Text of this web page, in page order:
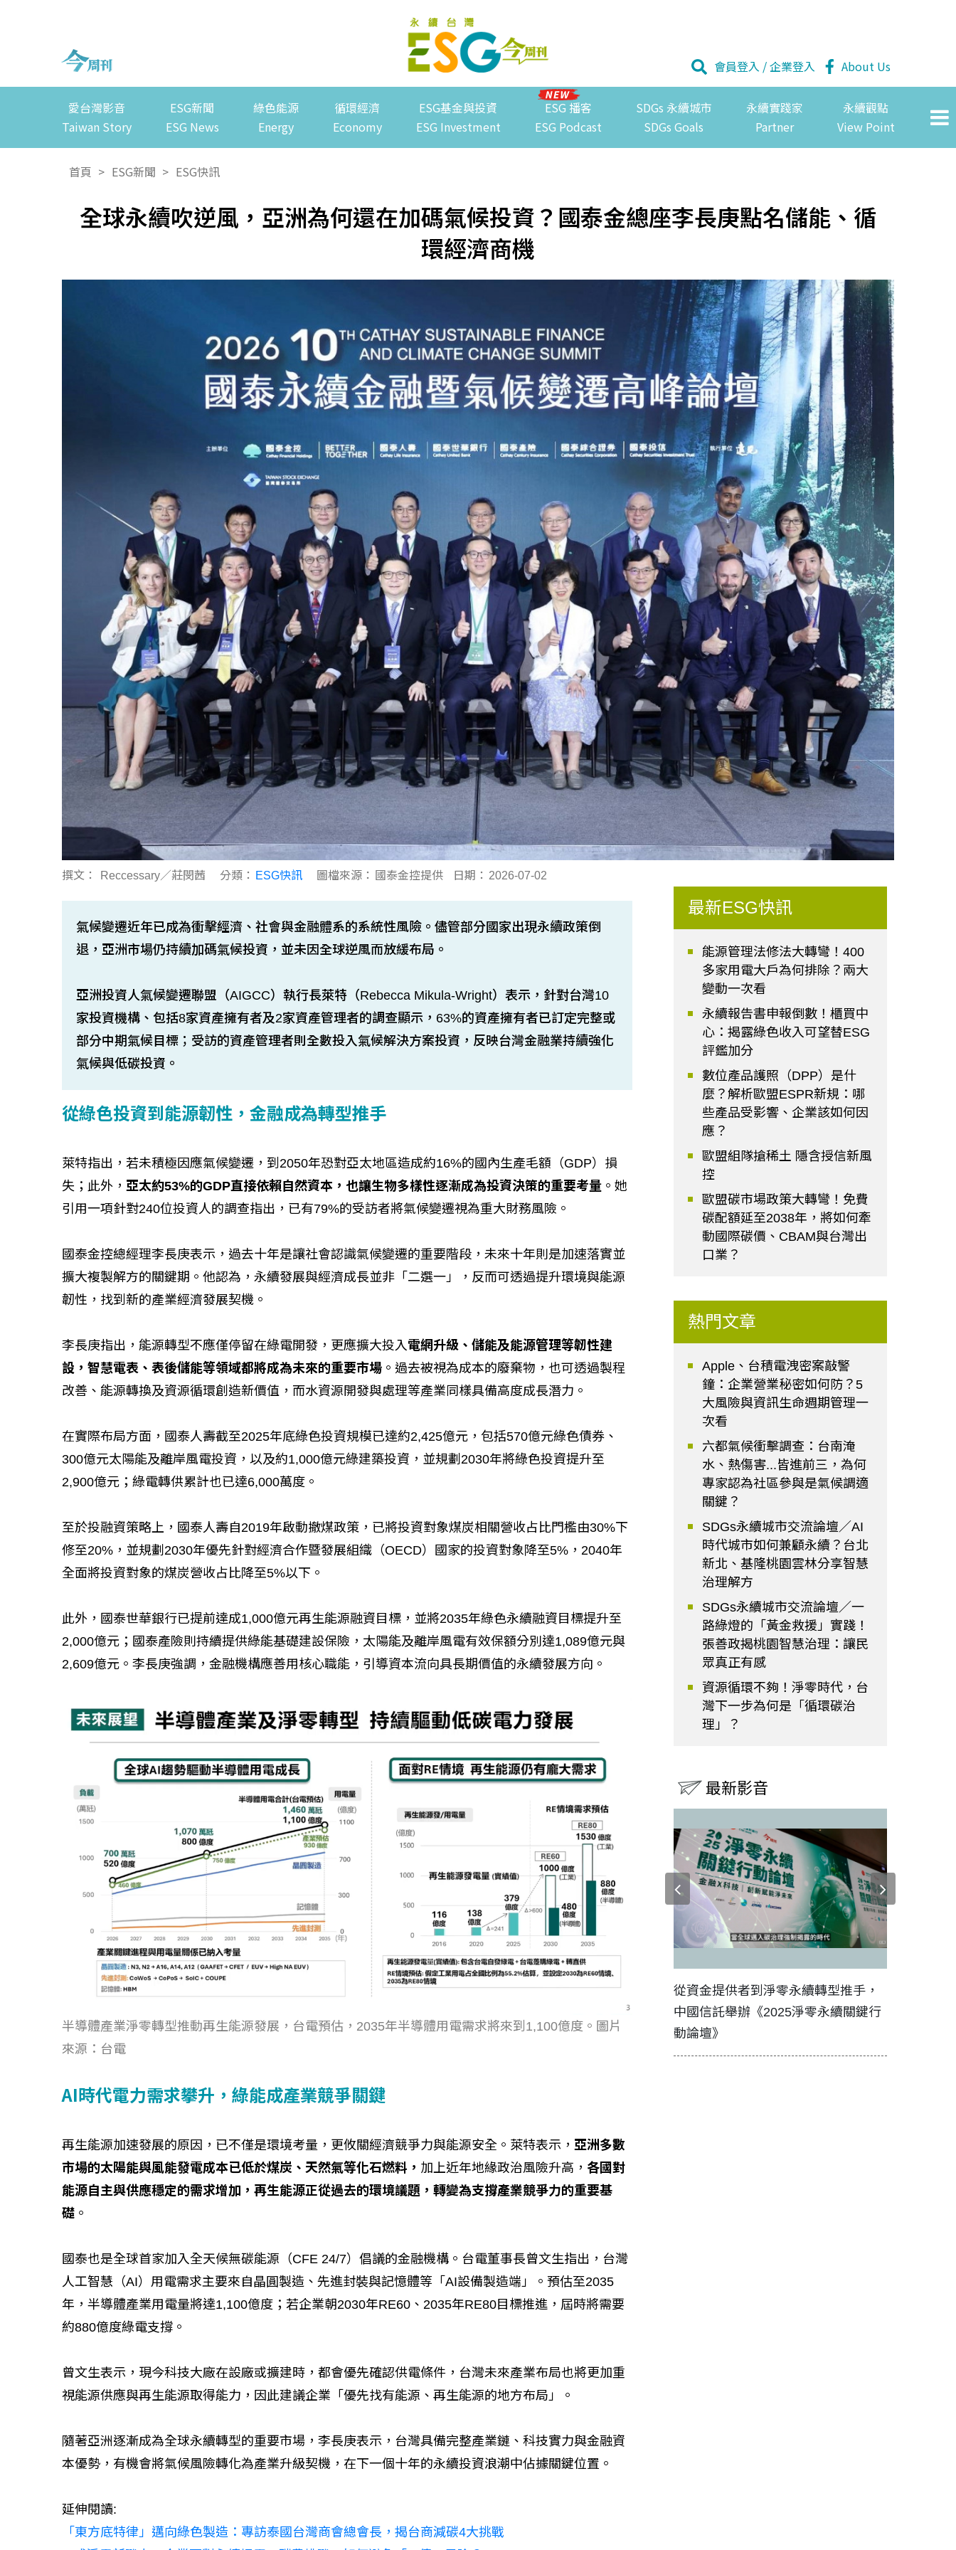
會員登入 /企業登入 About Us
愛台灣影音
Taiwan Story
ESG新聞
ESG News
綠色能源
Energy
循環經濟
Economy
ESG基金與投資
ESG Investment
ESG 播客
ESG Podcast
SDGs 永續城市
SDGs Goals
永續實踐家
Partner
永續觀點
View Point
首頁 > ESG新聞 > ESG快訊
全球永續吹逆風，亞洲為何還在加碼氣候投資？國泰金總座李長庚點名儲能、循
環經濟商機
撰文： Reccessary／莊閔茜 分類： ESG快訊 圖檔來源： 國泰金控提供 日期： 2026-07-02
氣候變遷近年已成為衝擊經濟、社會與金融體系的系統性風險。儘管部分國家出現永續政策倒
退，亞洲市場仍持續加碼氣候投資，並未因全球逆風而放緩布局。
亞洲投資人氣候變遷聯盟（AIGCC）執行長萊特（Rebecca Mikula-Wright）表示，針對台灣10
家投資機構、包括8家資產擁有者及2家資產管理者的調查顯示，63%的資產擁有者已訂定完整或
部分中期氣候目標；受訪的資產管理者則全數投入氣候解決方案投資，反映台灣金融業持續強化
氣候與低碳投資。
從綠色投資到能源韌性，金融成為轉型推手
萊特指出，若未積極因應氣候變遷，到2050年恐對亞太地區造成約16%的國內生產毛額（GDP）損
失；此外， 亞太約53%的GDP直接依賴自然資本，也讓生物多樣性逐漸成為投資決策的重要考量 。她
引用一項針對240位投資人的調查指出，已有79%的受訪者將氣候變遷視為重大財務風險。
國泰金控總經理李長庚表示，過去十年是讓社會認識氣候變遷的重要階段，未來十年則是加速落實並
擴大複製解方的關鍵期。他認為，永續發展與經濟成長並非「二選一」，反而可透過提升環境與能源
韌性，找到新的產業經濟發展契機。
李長庚指出，能源轉型不應僅停留在綠電開發，更應擴大投入 電網升級、儲能及能源管理等韌性建
設，智慧電表、表後儲能等領域都將成為未來的重要市場 。過去被視為成本的廢棄物，也可透過製程
改善、能源轉換及資源循環創造新價值，而水資源開發與處理等產業同樣具備高度成長潛力。
在實際布局方面，國泰人壽截至2025年底綠色投資規模已達約2,425億元，包括570億元綠色債券、
300億元太陽能及離岸風電投資，以及約1,000億元綠建築投資，並規劃2030年將綠色投資提升至
2,900億元；綠電轉供累計也已達6,000萬度。
至於投融資策略上，國泰人壽自2019年啟動撤煤政策，已將投資對象煤炭相關營收占比門檻由30%下
修至20%，並規劃2030年優先針對經濟合作暨發展組織（OECD）國家的投資對象降至5%，2040年
全面將投資對象的煤炭營收占比降至5%以下。
此外，國泰世華銀行已提前達成1,000億元再生能源融資目標，並將2035年綠色永續融資目標提升至
2,000億元；國泰產險則持續提供綠能基礎建設保險，太陽能及離岸風電有效保額分別達1,089億元與
2,609億元。李長庚強調，金融機構應善用核心職能，引導資本流向具長期價值的永續發展方向。
半導體產業淨零轉型推動再生能源發展，台電預估，2035年半導體用電需求將來到1,100億度。圖片
來源：台電
AI時代電力需求攀升，綠能成產業競爭關鍵
再生能源加速發展的原因，已不僅是環境考量，更攸關經濟競爭力與能源安全。萊特表示， 亞洲多數
市場的太陽能與風能發電成本已低於煤炭、天然氣等化石燃料， 加上近年地緣政治風險升高， 各國對
能源自主與供應穩定的需求增加，再生能源正從過去的環境議題，轉變為支撐產業競爭力的重要基
礎 。
國泰也是全球首家加入全天候無碳能源（CFE 24/7）倡議的金融機構。台電董事長曾文生指出，台灣
人工智慧（AI）用電需求主要來自晶圓製造、先進封裝與記憶體等「AI設備製造端」。預估至2035
年，半導體產業用電量將達1,100億度；若企業朝2030年RE60、2035年RE80目標推進，屆時將需要
約880億度綠電支撐。
曾文生表示，現今科技大廠在設廠或擴建時，都會優先確認供電條件，台灣未來產業布局也將更加重
視能源供應與再生能源取得能力，因此建議企業「優先找有能源、再生能源的地方布局」。
隨著亞洲逐漸成為全球永續轉型的重要市場，李長庚表示，台灣具備完整產業鏈、科技實力與金融資
本優勢，有機會將氣候風險轉化為產業升級契機，在下一個十年的永續投資浪潮中佔據關鍵位置。
延伸閱讀:
「東方底特律」邁向綠色製造：專訪泰國台灣商會總會長，揭台商減碳4大挑戰
最新ESG快訊
能源管理法修法大轉彎！400
多家用電大戶為何排除？兩大
變動一次看
永續報告書申報倒數！櫃買中
心：揭露綠色收入可望替ESG
評鑑加分
數位產品護照（DPP）是什
麼？解析歐盟ESPR新規：哪
些產品受影響、企業該如何因
應？
歐盟組隊搶稀土 隱含授信新風
控
歐盟碳市場政策大轉彎！免費
碳配額延至2038年，將如何牽
動國際碳價、CBAM與台灣出
口業？
熱門文章
Apple、台積電洩密案敲警
鐘：企業營業秘密如何防？5
大風險與資訊生命週期管理一
次看
六都氣候衝擊調查：台南淹
水、熱傷害...皆進前三，為何
專家認為社區參與是氣候調適
關鍵？
SDGs永續城市交流論壇／AI
時代城市如何兼顧永續？台北
新北、基隆桃園雲林分享智慧
治理解方
SDGs永續城市交流論壇／一
路綠燈的「黃金救援」實踐！
張善政揭桃園智慧治理：讓民
眾真正有感
資源循環不夠！淨零時代，台
灣下一步為何是「循環碳治
理」？
最新影音
如何守護每個生命的轉折點？ 醫務社 【故事精華】從黑暗到光明 見證醫務
從資金提供者到淨零永續轉型推手，
中國信託舉辦《2025淨零永續關鍵行
動論壇》